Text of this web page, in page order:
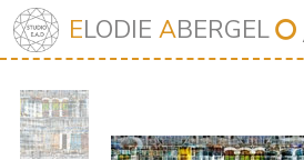
ELODIEABERGEL⭘